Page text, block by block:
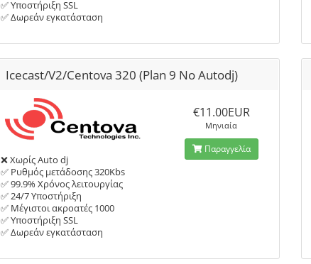
✅ Υποστήριξη SSL
✅ Δωρεάν εγκατάσταση
Icecast/V2/Centova 320 (Plan 9 No Autodj)
❌ Χωρίς Auto dj
✅ Ρυθμός μετάδοσης 320Kbs
✅ 99.9% Χρόνος λειτουργίας
✅ 24/7 Υποστήριξη
✅ Μέγιστοι ακροατές 1000
✅ Υποστήριξη SSL
✅ Δωρεάν εγκατάσταση
€11.00EUR
Μηνιαία
Παραγγελία